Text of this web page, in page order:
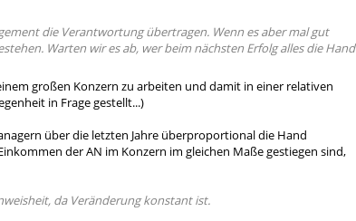
die Verantwortung übertragen. Wenn es aber mal gut
Warten wir es ab, wer beim nächsten Erfolg alles die Hand
großen Konzern zu arbeiten und damit in einer relativen
in Frage gestellt...)
über die letzten Jahre überproportional die Hand
der AN im Konzern im gleichen Maße gestiegen sind,
da Veränderung konstant ist.